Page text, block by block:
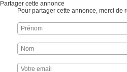
Partager cette annonce
Pour partager cette annonce, merci de